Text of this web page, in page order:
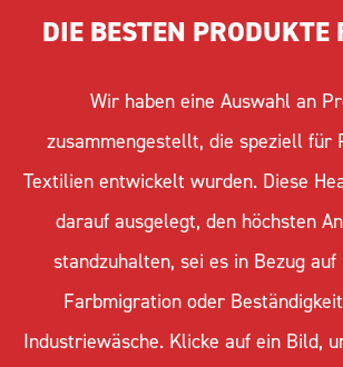
DIE BESTEN PRODUKTE
Wir haben eine Auswahl an
zusammengestellt, die speziell für
Textilien entwickelt wurden. Diese
darauf ausgelegt, den höchsten
standzuhalten, sei es in Bezug auf
Farbmigration oder
Industriewäsche. Klicke auf ein Bild,